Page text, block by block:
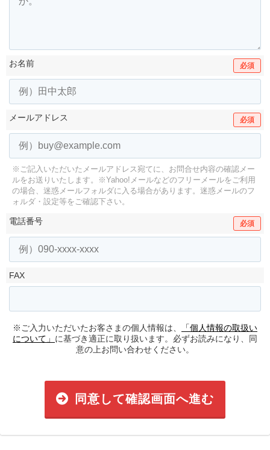
お名前 必須
メールアドレス 必須
※ご記入いただいたメールアドレス宛てに、お問合せ内容の確認メー
ルをお送りいたします。
※Yahoo!メールなどのフリーメールをご利用
の場合、迷惑メールフォルダに入る場合があります。 迷惑メールのフ
ォルダ・設定等をご確認下さい。
電話番号 必須
FAX
※ご入力いただいたお客さまの個人情報は、
「個人情報の取扱い
について」 に基づき適正に取り扱います。必ずお読みになり、同
意の上お問い合わせください。
同意して確認画面へ進む